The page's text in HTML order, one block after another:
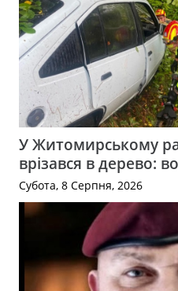
У Житомирському
врізався в дерево:
Субота, 8 Серпня, 2026